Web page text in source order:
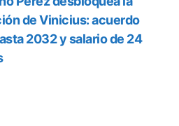
de Vinicius: acuerdo
2032 y salario de 24